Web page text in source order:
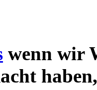
wenn wir